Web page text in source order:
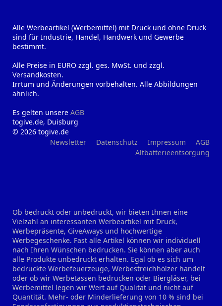
Alle Werbeartikel (Werbemittel) mit Druck und ohne Druck
sind für Industrie, Handel, Handwerk und Gewerbe
bestimmt.
Alle Preise in EURO zzgl. ges. MwSt. und zzgl.
Versandkosten.
Irrtum und Änderungen vorbehalten. Alle Abbildungen
ähnlich.
Es gelten unsere AGB
togive.de, Duisburg
© 2026 togive.de
Newsletter
Datenschutz Impressum
AGB
Altbatterieentsorgung
Ob bedruckt oder unbedruckt, wir bieten Ihnen eine
Vielzahl an interessanten Werbeartikel mit Druck,
Werbepräsente, GiveAways und hochwertige
Werbegeschenke. Fast alle Artikel können wir individuell
nach Ihren Wünschen bedrucken. Sie können aber auch
alle Produkte unbedruckt erhalten. Egal ob es sich um
bedruckte Werbefeuerzeuge, Werbestreichhölzer handelt
oder ob wir Werbetassen bedrucken oder Biergläser, bei
Werbemittel legen wir Wert auf Qualität und nicht auf
Quantität. Mehr- oder Minderlieferung von 10 % sind bei